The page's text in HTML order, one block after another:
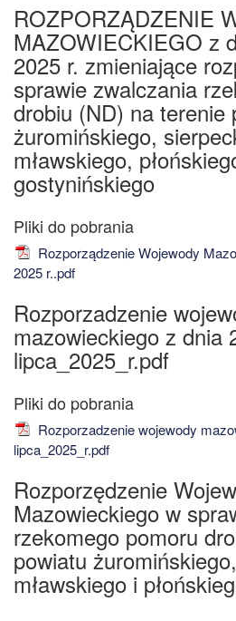
ROZPORZĄDZENIE
MAZOWIECKIEGO z
2025 r. zmieniające
sprawie zwalczania
drobiu (ND) na terenie
żuromińskiego,
mławskiego,
gostynińskiego
Rozporządzenie Wojewody
2025 r..pdf
Rozporzadzenie
mazowieckiego z dnia
lipca_2025_r.pdf
Rozporzadzenie wojewody
lipca_2025_r.pdf
Rozporzędzenie
Mazowieckiego w
rzekomego pomoru
powiatu
mławskiego i